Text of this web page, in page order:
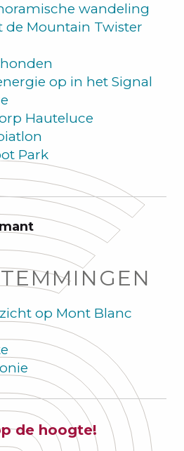
wandeling
de Mountain Twister
op in het Signal
Hauteluce
Park
op Mont Blanc
de hoogte!